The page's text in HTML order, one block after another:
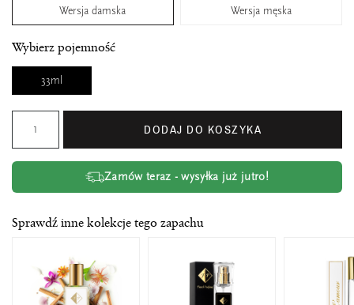
Wersja damska Wersja męska
Wybierz pojemność
33ml
DODAJ DO KOSZYKA
Zamów teraz - wysyłka już jutro!
Sprawdź inne kolekcje tego zapachu